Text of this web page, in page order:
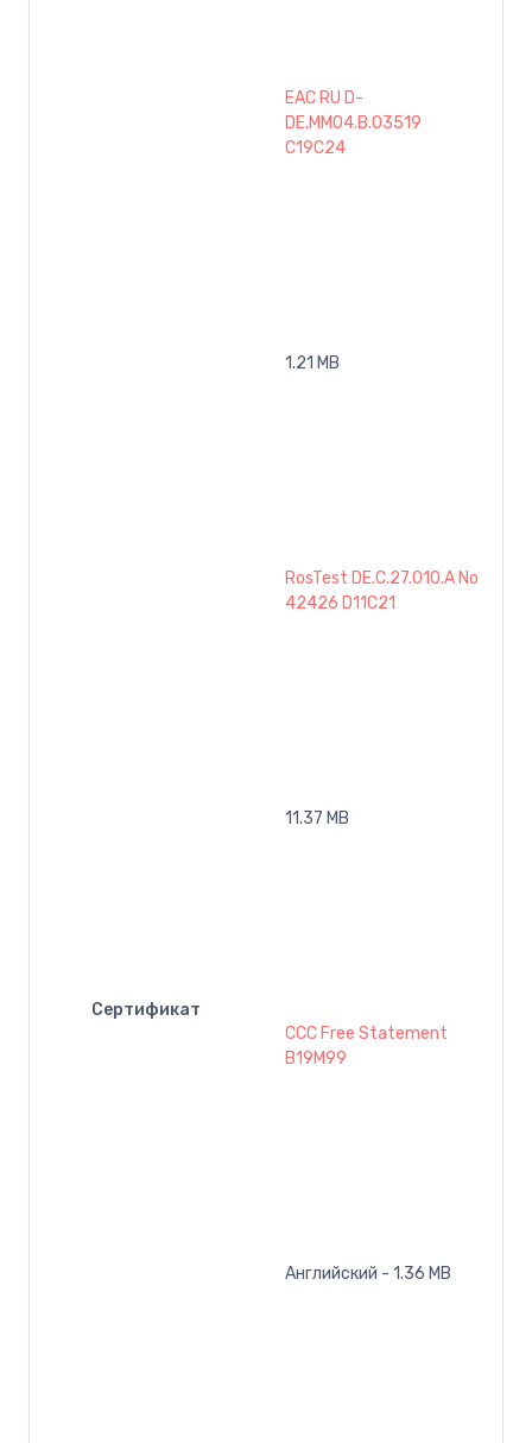
Сертификат
EAC RU D-
DE.MM04.B.03519
C19C24
1.21 MB
RosTest DE.C.27.010.A No
42426 D11C21
11.37 MB
CCC Free Statement
B19M99
Английский - 1.36 MB